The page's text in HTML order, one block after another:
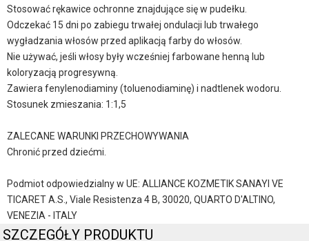
Stosować rękawice ochronne znajdujące się w pudełku.
Odczekać 15 dni po zabiegu trwałej ondulacji lub trwałego
wygładzania włosów przed aplikacją farby do włosów.
Nie używać, jeśli włosy były wcześniej farbowane henną lub
koloryzacją progresywną.
Zawiera fenylenodiaminy (toluenodiaminę) i nadtlenek wodoru.
Stosunek zmieszania: 1:1,5
ZALECANE WARUNKI PRZECHOWYWANIA
Chronić przed dziećmi.
Podmiot odpowiedzialny w UE: ALLIANCE KOZMETIK SANAYI VE
TICARET A.S., Viale Resistenza 4 B, 30020, QUARTO D'ALTINO,
VENEZIA - ITALY
SZCZEGÓŁY PRODUKTU